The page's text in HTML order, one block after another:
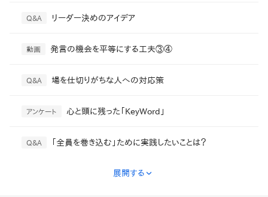
Q&A リーダー決めのアイデア
動画 発言の機会を平等にする工夫③④
Q&A 場を仕切りがちな人への対応策
アンケート 心と頭に残った「KeyWord」
Q&A 「全員を巻き込む」ために実践したいことは？
展開する ›